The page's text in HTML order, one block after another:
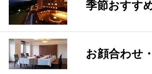
季節おすす
お顔合わせ